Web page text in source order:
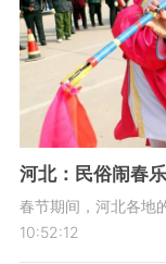
河北：民俗闹春
春节期间，河北各地
10:52:12